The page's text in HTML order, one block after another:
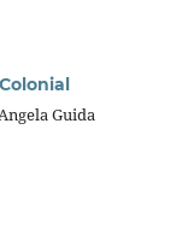
Guida